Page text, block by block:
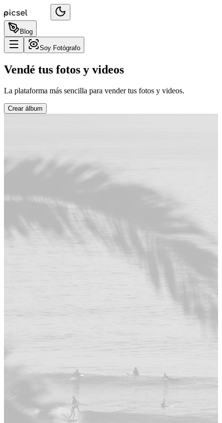
Blog
Soy Fotógrafo
Vendé tus fotos y videos
La plataforma más sencilla para vender tus fotos y videos.
Crear álbum